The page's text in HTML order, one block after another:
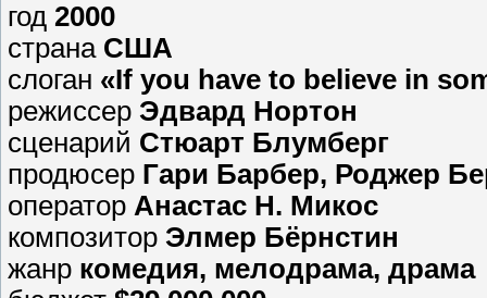
год 2000
страна США
слоган «If you have to believe in
режиссер Эдвард Нортон
сценарий Стюарт Блумберг
продюсер Гари Барбер, Роджер
оператор Анастас Н. Микос
композитор Элмер Бёрнстин
жанр комедия, мелодрама, драма